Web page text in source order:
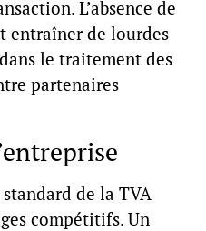
L’absence de
entraîner de lourdes
le traitement des
partenaires
de la TVA
compétitifs. Un